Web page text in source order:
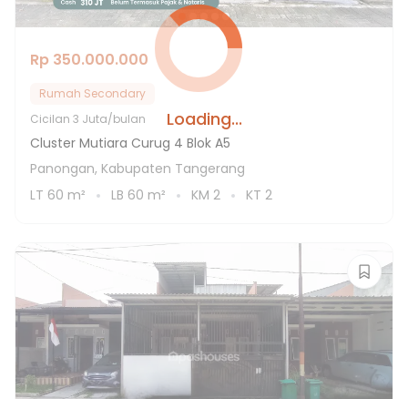
Loading...
Rp 350.000.000
Rumah Secondary
Cicilan 3 Juta/bulan
Cluster Mutiara Curug 4 Blok A5
Panongan, Kabupaten Tangerang
LT 60 m² LB 60 m² KM 2 KT 2